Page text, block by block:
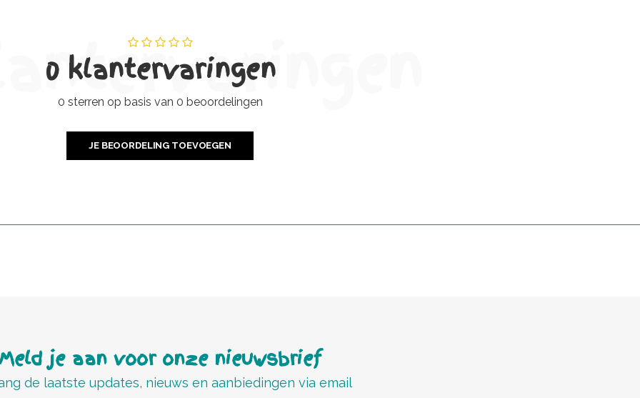
0 klantervaringen
0 sterren op basis van 0 beoordelingen
JE BEOORDELING TOEVOEGEN
je aan voor onze nieuwsbrief
de laatste updates, nieuws en aanbiedingen via email